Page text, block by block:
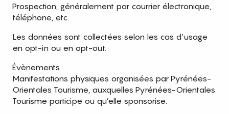
Prospection, généralement par courrier électronique,
téléphone, etc.
Les données sont collectées selon les cas d’usage
en opt-in ou en opt-out.
Évènements
Manifestations physiques organisées par Pyrénées-
Orientales Tourisme, auxquelles Pyrénées-Orientales
Tourisme participe ou qu’elle sponsorise.